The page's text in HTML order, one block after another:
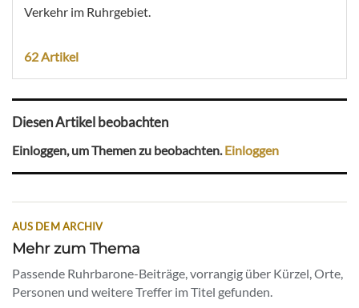
Verkehr im Ruhrgebiet.
62 Artikel
Diesen Artikel beobachten
Einloggen, um Themen zu beobachten.Einloggen
AUS DEM ARCHIV
Mehr zum Thema
Passende Ruhrbarone-Beiträge, vorrangig über Kürzel, Orte,
Personen und weitere Treffer im Titel gefunden.